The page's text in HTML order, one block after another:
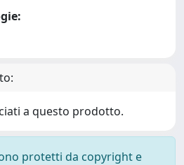
a questo prodotto.
protetti da copyright e